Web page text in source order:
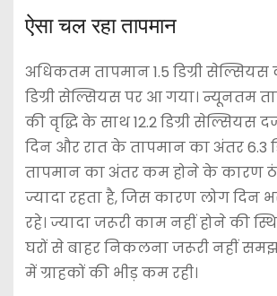
ऐसा चल रहा तापमान
अधिकतम तापमान 1.5 डिग्री सेल्सियस
डिग्री सेल्सियस पर आ गया। न्यूनतम
की वृद्धि के साथ 12.2 डिग्री सेल्सियस
दिन और रात के तापमान का अंतर 6.3
तापमान का अंतर कम होने के कारण
ज्यादा रहता है, जिस कारण लोग दिन
रहे। ज्यादा जरूरी काम नहीं होने की
घरों से बाहर निकलना जरूरी नहीं
में ग्राहकों की भीड़ कम रही।